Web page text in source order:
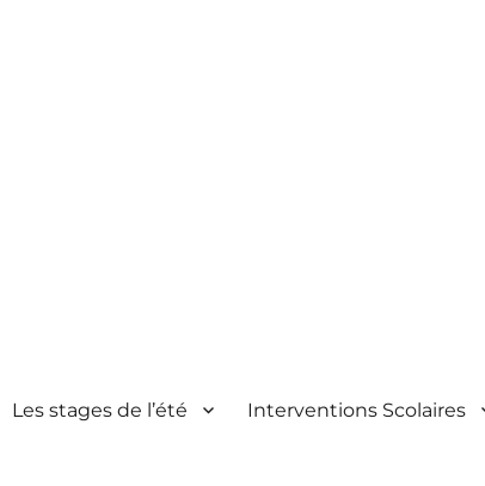
Les stages de l’été Interventions Scolaires